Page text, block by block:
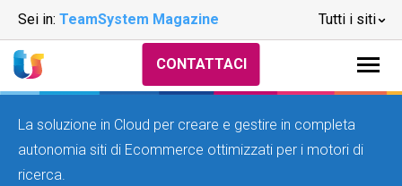
Sei in: TeamSystem Magazine Tutti i siti
CONTATTACI
La soluzione in Cloud per creare e gestire in completa
autonomia siti di Ecommerce ottimizzati per i motori di
ricerca.